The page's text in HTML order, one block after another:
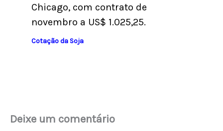
Chicago, com contrato de
novembro a US$ 1.025,25.
Cotação da Soja
Deixe um comentário